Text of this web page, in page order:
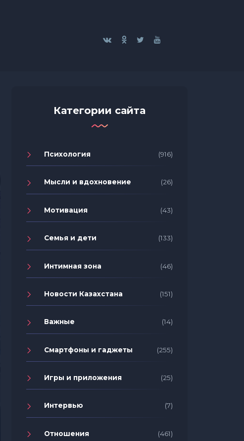
Категории сайта
Психология (916)
Мысли и вдохновение (26)
Мотивация (43)
Семья и дети (133)
Интимная зона (46)
Новости Казахстана (151)
Важные (14)
Смартфоны и гаджеты (255)
Игры и приложения (25)
Интервью (7)
Отношения (461)